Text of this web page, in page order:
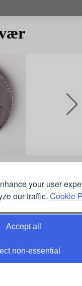
your user
our traffic. Cookie
Accept all
non-essential